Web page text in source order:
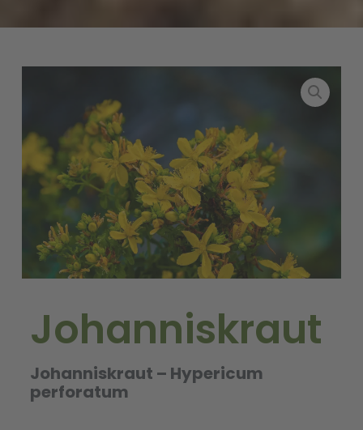
Johanniskraut
Johanniskraut – Hypericum
perforatum